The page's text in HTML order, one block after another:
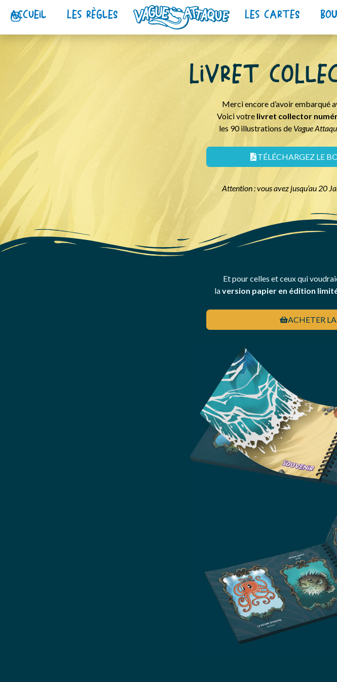
ACcUEiL lEs rèGLES lEs cArteS
livret
Merci encore d’avoir embarqué
Voici votre livret collector
les 90 illustrations de Vague
TÉLÉCHARGEZ LE
Attention : vous avez jusqu’au 20
Et pour celles et ceux qui
laversion papier en édition
ACHETER